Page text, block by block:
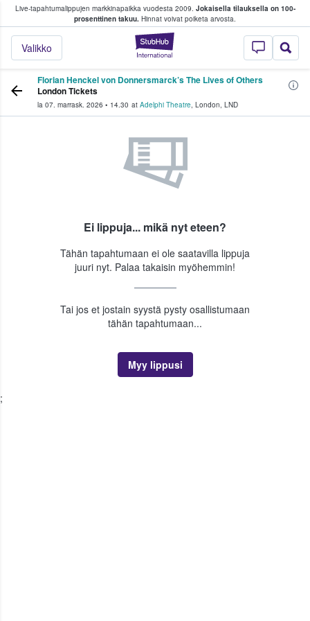
Live-tapahtumalippujen markkinapaikka vuodesta 2009. Jokaisella tilauksella on 100-
prosenttinen takuu. Hinnat voivat poiketa arvosta.
StubHub -
Valikko
fanit ostavat ja myyvät lippuja
Florian Henckel von Donnersmarck’s The Lives of Others
London Tickets
la 07. marrask. 2026 • 14.30 at Adelphi Theatre, London, LND
Ei lippuja... mikä nyt eteen?
Tähän tapahtumaan ei ole saatavilla lippuja
juuri nyt. Palaa takaisin myöhemmin!
Tai jos et jostain syystä pysty osallistumaan
tähän tapahtumaan...
Myy lippusi
;